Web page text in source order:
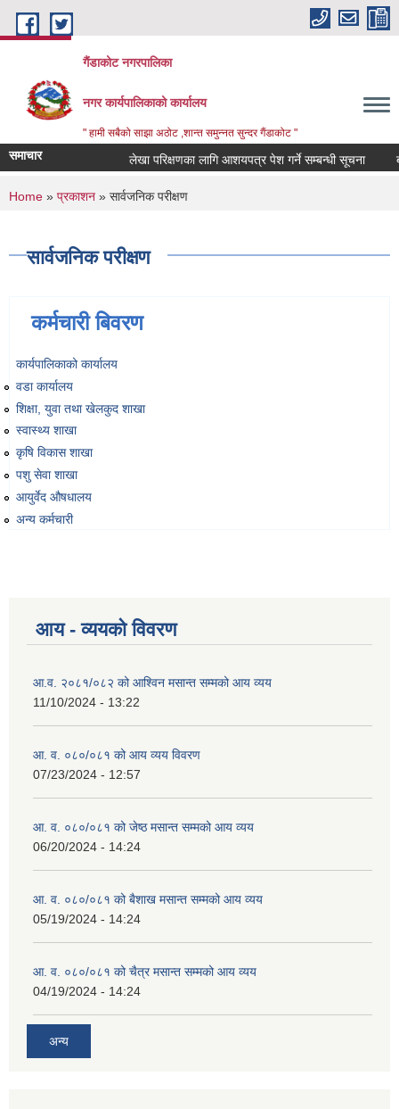
Skip to main content
गैंडाकोट नगरपालिका
नगर कार्यपालिकाको कार्यालय
" हामी सबैको साझा अठोट ,शान्त समुन्नत सुन्दर गैंडाकोट "
समाचार लेखा परिक्षणका लागि आशयपत्र पेश गर्ने सम्बन्धी सूचना
You are here
Home » प्रकाशन » सार्वजनिक परीक्षण
सार्वजनिक परीक्षण
कर्मचारी बिवरण
कार्यपालिकाको कार्यालय
वडा कार्यालय
शिक्षा, युवा तथा खेलकुद शाखा
स्वास्थ्य शाखा
कृषि विकास शाखा
पशु सेवा शाखा
आयुर्वेद औषधालय
अन्य कर्मचारी
आय - व्ययको विवरण
आ.व. २०८१/०८२ को आश्विन मसान्त सम्मको आय व्यय
11/10/2024 - 13:22
आ. व. ०८०/०८१ को आय व्यय विवरण
07/23/2024 - 12:57
आ. व. ०८०/०८१ को जेष्ठ मसान्त सम्मको आय व्यय
06/20/2024 - 14:24
आ. व. ०८०/०८१ को बैशाख मसान्त सम्मको आय व्यय
05/19/2024 - 14:24
आ. व. ०८०/०८१ को चैत्र मसान्त सम्मको आय व्यय
04/19/2024 - 14:24
अन्य